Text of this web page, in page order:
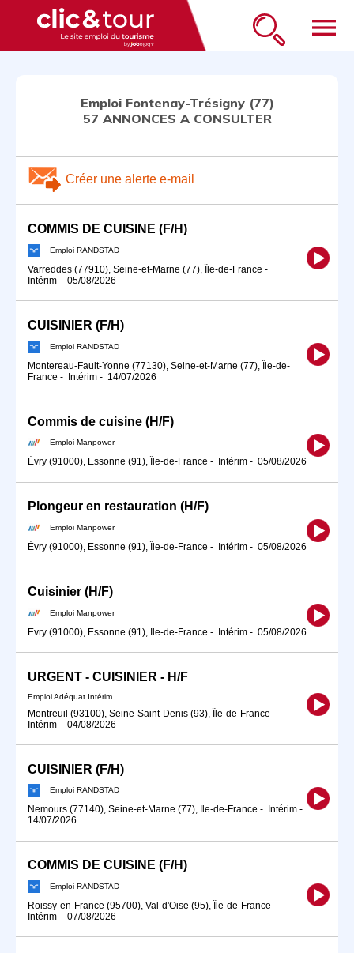
menu
Emploi Fontenay-Trésigny (77)
57 ANNONCES A CONSULTER
Créer une alerte e-mail
COMMIS DE CUISINE (F/H)
Emploi RANDSTAD
Varreddes (77910), Seine-et-Marne (77), Île-de-France -
Intérim - 05/08/2026
CUISINIER (F/H)
Emploi RANDSTAD
Montereau-Fault-Yonne (77130), Seine-et-Marne (77), Île-de-
France - Intérim - 14/07/2026
Commis de cuisine (H/F)
Emploi Manpower
Évry (91000), Essonne (91), Île-de-France - Intérim - 05/08/2026
Plongeur en restauration (H/F)
Emploi Manpower
Évry (91000), Essonne (91), Île-de-France - Intérim - 05/08/2026
Cuisinier (H/F)
Emploi Manpower
Évry (91000), Essonne (91), Île-de-France - Intérim - 05/08/2026
URGENT - CUISINIER - H/F
Emploi Adéquat Intérim
Montreuil (93100), Seine-Saint-Denis (93), Île-de-France -
Intérim - 04/08/2026
CUISINIER (F/H)
Emploi RANDSTAD
Nemours (77140), Seine-et-Marne (77), Île-de-France - Intérim -
14/07/2026
COMMIS DE CUISINE (F/H)
Emploi RANDSTAD
Roissy-en-France (95700), Val-d'Oise (95), Île-de-France -
Intérim - 07/08/2026